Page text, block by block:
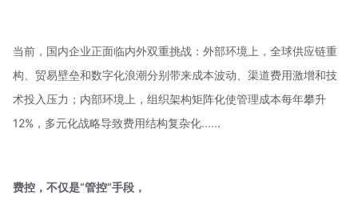
当前，国内企业正面临内外双重挑战：外部环境上，全球供应链重
构、贸易壁垒和数字化浪潮分别带来成本波动、渠道费用激增和技
术投入压力；内部环境上，组织架构矩阵化使管理成本每年攀升
12%，多元化战略导致费用结构复杂化......
费控，不仅是“管控”手段，